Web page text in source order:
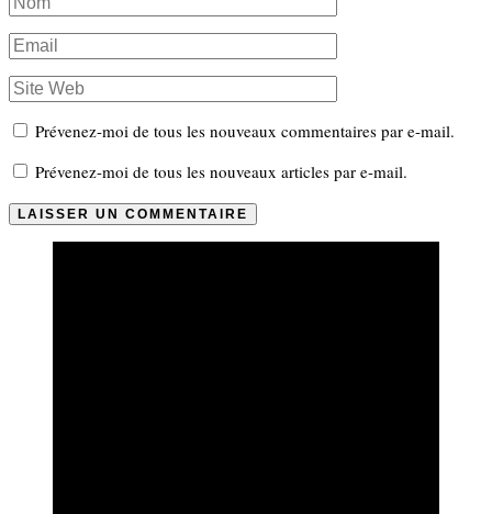
Prévenez-moi de tous les nouveaux commentaires par e-mail.
Prévenez-moi de tous les nouveaux articles par e-mail.